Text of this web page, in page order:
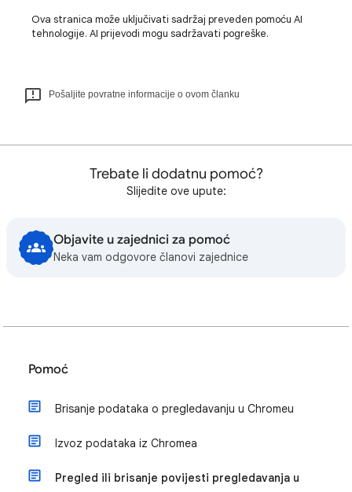
Ova stranica može uključivati sadržaj preveden pomoću AI
tehnologije. AI prijevodi mogu sadržavati pogreške.
Pošaljite povratne informacije o ovom članku
Trebate li dodatnu pomoć?
Slijedite ove upute:
Objavite u zajednici za pomoć
Neka vam odgovore članovi zajednice
Pomoć
Brisanje podataka o pregledavanju u Chromeu
Izvoz podataka iz Chromea
Pregled ili brisanje povijesti pregledavanja u